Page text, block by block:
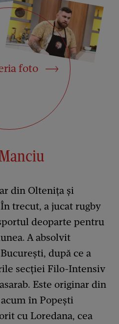
foto
din Oltenița și
trecut, a jucat rugby
deoparte pentru
A absolvit
după ce a
secției Filo-Intensiv
Este originar din
în Popești
cu Loredana, cea